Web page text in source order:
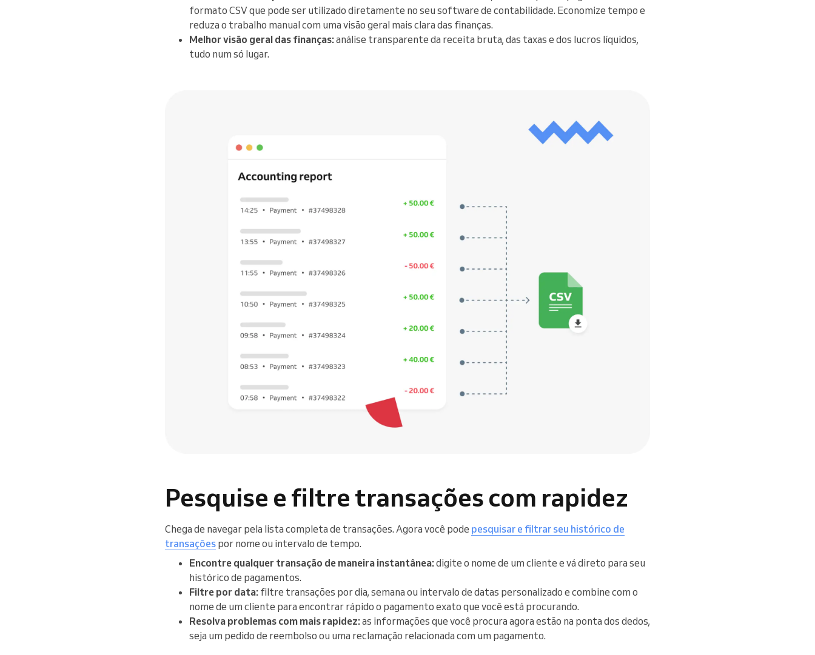
formato CSV que pode ser utilizado diretamente no seu software de contabilidade. Economize tempo e
reduza o trabalho manual com uma visão geral mais clara das finanças.
Melhor visão geral das finanças:análise transparente da receita bruta, das taxas e dos lucros líquidos,
tudo num só lugar.
Pesquise e filtre transações com rapidez
Chega de navegar pela lista completa de transações. Agora você pode pesquisar e filtrar seu histórico de
transações por nome ou intervalo de tempo.
Encontre qualquer transação de maneira instantânea:digite o nome de um cliente e vá direto para seu
histórico de pagamentos.
Filtre por data: filtre transações por dia, semana ou intervalo de datas personalizado e combine com o
nome de um cliente para encontrar rápido o pagamento exato que você está procurando.
Resolva problemas com mais rapidez:as informações que você procura agora estão na ponta dos dedos,
seja um pedido de reembolso ou uma reclamação relacionada com um pagamento.